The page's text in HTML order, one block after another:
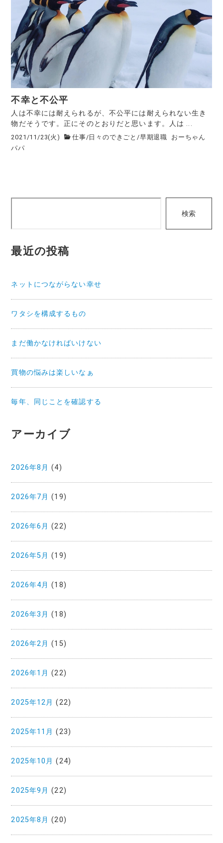
不幸と不公平
人は不幸には耐えられるが、不公平には耐えられない生き
物だそうです。正にそのとおりだと思います。人は ...
2021/11/23(火) 仕事/ 日々のできごと/早期退職
おーちゃん
パパ
検索
最近の投稿
ネットにつながらない幸せ
ワタシを構成するもの
まだ働かなければいけない
買物の悩みは楽しいなぁ
毎年、同じことを確認する
アーカイブ
2026年8月 (4)
2026年7月 (19)
2026年6月 (22)
2026年5月 (19)
2026年4月 (18)
2026年3月 (18)
2026年2月 (15)
2026年1月 (22)
2025年12月 (22)
2025年11月 (23)
2025年10月 (24)
2025年9月 (22)
2025年8月 (20)